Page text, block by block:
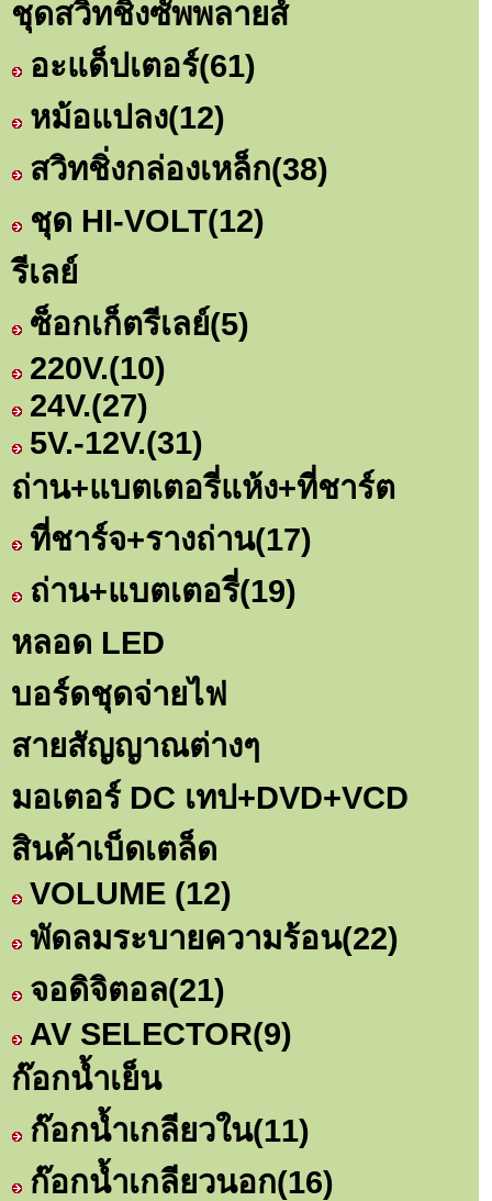
ชุดสวิทชิ่งซัพพลายส์
อะแด็ปเตอร์(61)
หม้อแปลง(12)
สวิทชิ่งกล่องเหล็ก(38)
ชุด HI-VOLT(12)
รีเลย์
ซ็อกเก็ตรีเลย์(5)
220V.(10)
24V.(27)
5V.-12V.(31)
ถ่าน+แบตเตอรี่แห้ง+ที่ชาร์ต
ที่ชาร์จ+รางถ่าน(17)
ถ่าน+แบตเตอรี่(19)
หลอด LED
บอร์ดชุดจ่ายไฟ
สายสัญญาณต่างๆ
มอเตอร์ DC เทป+DVD+VCD
สินค้าเบ็ดเตล็ด
VOLUME (12)
พัดลมระบายความร้อน(22)
จอดิจิตอล(21)
AV SELECTOR(9)
ก๊อกน้ำเย็น
ก๊อกน้ำเกลียวใน(11)
ก๊อกน้ำเกลียวนอก(16)